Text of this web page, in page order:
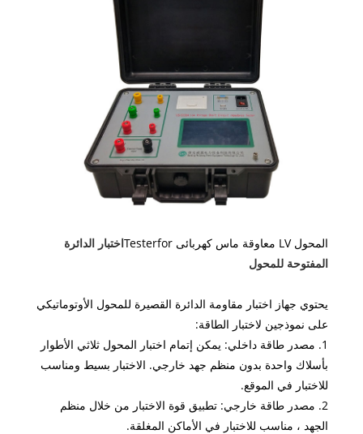
المحول LV معاوقة ماس كهربائى Testerfor
اختبار الدائرة
المفتوحة للمحول
يحتوي جهاز اختبار مقاومة الدائرة القصيرة للمحول الأوتوماتيكي
على نموذجين لاختبار الطاقة:
1. مصدر طاقة داخلي: يمكن إتمام اختبار المحول ثلاثي الأطوار
بأسلاك واحدة بدون منظم جهد خارجي. الاختبار بسيط ومناسب
للاختبار في الموقع.
2. مصدر طاقة خارجي: تطبيق قوة الاختبار من خلال منظم
الجهد ، مناسب للاختبار في الأماكن المغلقة.